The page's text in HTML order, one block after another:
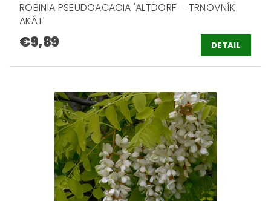
ROBINIA PSEUDOACACIA 'ALTDORF' - TRNOVNÍK
AKÁT
€9,89 DETAIL